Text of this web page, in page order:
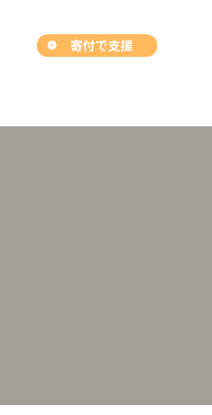
寄付で支援